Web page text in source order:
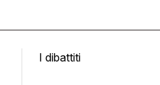
I dibattiti